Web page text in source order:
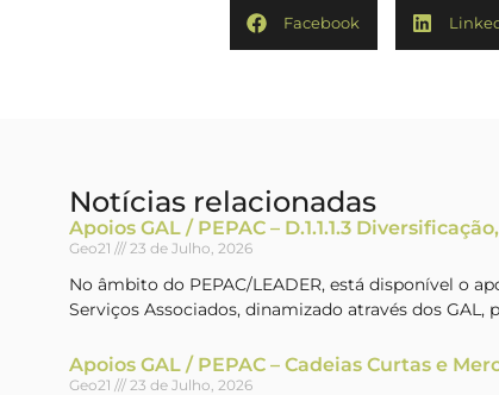
Facebook
Notícias relacionadas
Apoios GAL / PEPAC – D.1.1.1.3
Geo21 23 de Julho, 2026
No âmbito do PEPAC/LEADER, está disponível o
Serviços Associados, dinamizado através dos
Apoios GAL / PEPAC – Cadeias Curtas e
Geo21 23 de Julho, 2026